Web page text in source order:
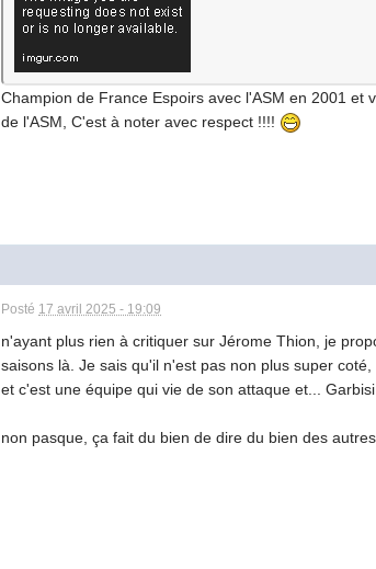
Champion de France Espoirs avec l'ASM en 2001
de l'ASM, C'est à noter avec respect !!!!
Posté 17 avril 2025 - 19:09
n'ayant plus rien à critiquer sur Jérome Thion, je
saisons là. Je sais qu'il n'est pas non plus super
et c'est une équipe qui vie de son attaque et...
non pasque, ça fait du bien de dire du bien des